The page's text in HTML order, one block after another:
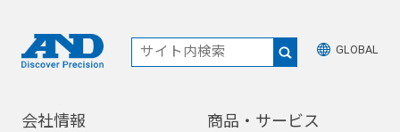
GLOBAL
会社情報 商品・サービス